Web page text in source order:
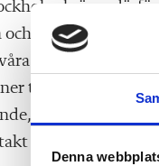
Denna
kräver
skola. En
förhållanden får
till under
samtidigt som
för vidare